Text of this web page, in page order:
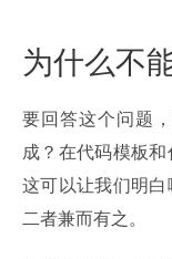
为什么不
要回答这个问题
成？在代码模板
这可以让我们明
二者兼而有之。